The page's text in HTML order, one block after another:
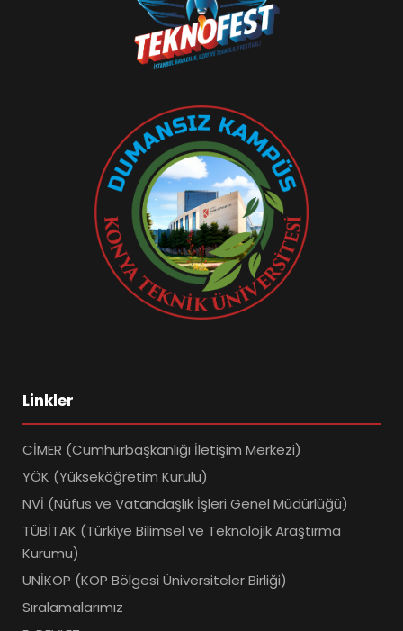
Linkler
CİMER (Cumhurbaşkanlığı İletişim Merkezi)
YÖK (Yükseköğretim Kurulu)
NVİ (Nüfus ve Vatandaşlık İşleri Genel Müdürlüğü)
TÜBİTAK (Türkiye Bilimsel ve Teknolojik Araştırma
Kurumu)
UNİKOP (KOP Bölgesi Üniversiteler Birliği)
Sıralamalarımız